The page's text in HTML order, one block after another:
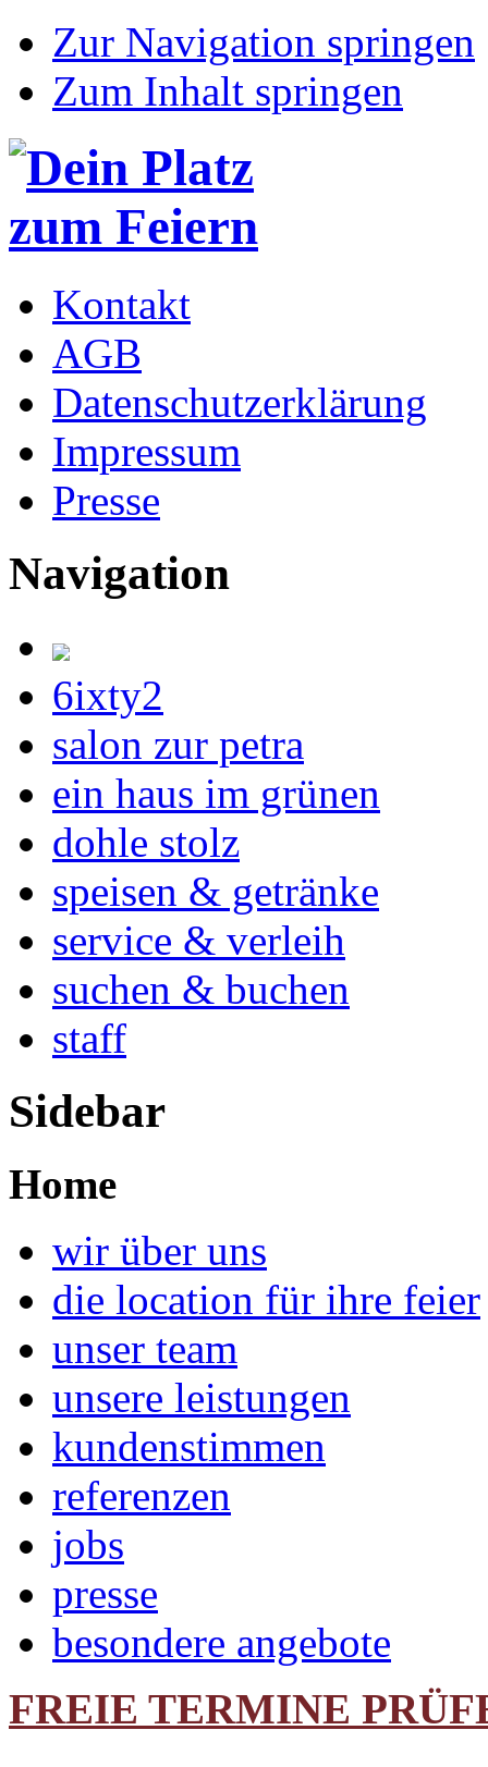
Zur Navigation springen
Zum Inhalt springen
Kontakt
AGB
Datenschutzerklärung
Impressum
Presse
Navigation
6ixty2
salon zur petra
ein haus im grünen
dohle stolz
speisen & getränke
service & verleih
suchen & buchen
staff
Sidebar
Home
wir über uns
die location für ihre feier
unser team
unsere leistungen
kundenstimmen
referenzen
jobs
presse
besondere angebote
FREIE TERMINE